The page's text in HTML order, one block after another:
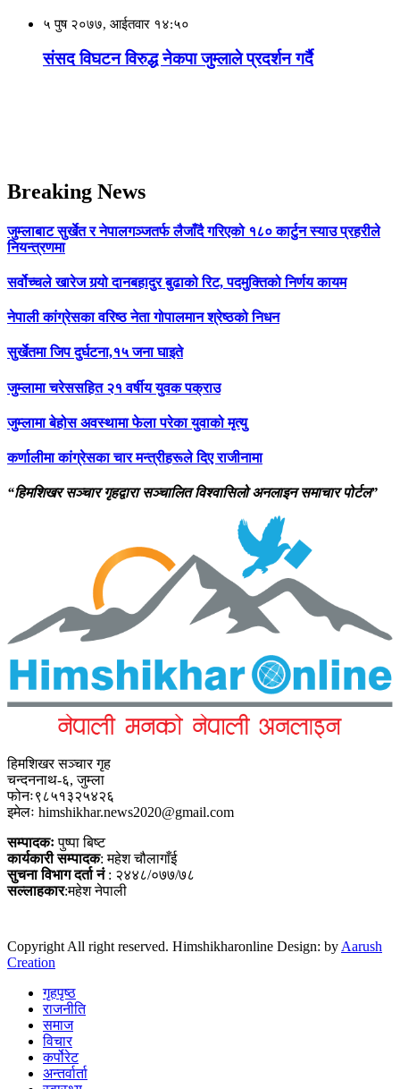
५ पुष २०७७, आईतवार १४:५०
संसद विघटन विरुद्ध नेकपा जुम्लाले प्रदर्शन गर्दै
Breaking News
जुम्लाबाट सुर्खेत र नेपालगञ्जतर्फ लैजाँदै गरिएको १८० कार्टुन स्याउ प्रहरीले
नियन्त्रणमा
सर्वोच्चले खारेज गर्‍यो दानबहादुर बुढाको रिट, पदमुक्तिको निर्णय कायम
नेपाली कांग्रेसका वरिष्ठ नेता गोपालमान श्रेष्ठको निधन
सुर्खेतमा जिप दुर्घटना,१५ जना घाइते
जुम्लामा चरेससहित २१ वर्षीय युवक पक्राउ
जुम्लामा बेहोस अवस्थामा फेला परेका युवाको मृत्यु
कर्णालीमा कांग्रेसका चार मन्त्रीहरूले दिए राजीनामा
“हिमशिखर सञ्चार गृहद्वारा सञ्चालित विश्वासिलो अनलाइन समाचार पोर्टल”
हिमशिखर सञ्चार गृह
चन्दननाथ-६, जुम्ला
फोनः९८५१३२५४२६
इमेलः himshikhar.news2020@gmail.com
सम्पादकःपुष्पा बिष्ट
कार्यकारी सम्पादक: महेश चौलागाँई
सुचना विभाग दर्ता नं: २४४८/०७७/७८
सल्लाहकार:महेश नेपाली
Copyright All right reserved. Himshikharonline Design: by Aarush
Creation
गृहपृष्ठ
राजनीति
समाज
विचार
कर्पोरेट
अन्तर्वार्ता